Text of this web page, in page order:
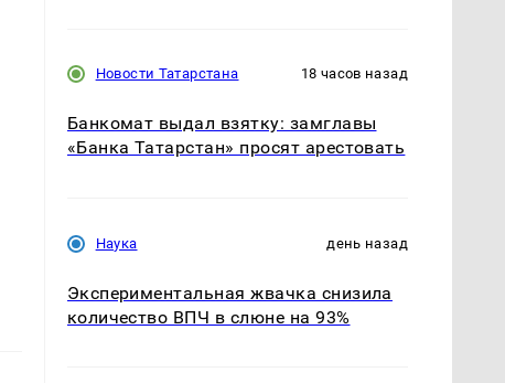
Новости Татарстана 18 часов назад
Банкомат выдал взятку: замглавы
«Банка Татарстан» просят арестовать
Наука день назад
Экспериментальная жвачка снизила
количество ВПЧ в слюне на 93%